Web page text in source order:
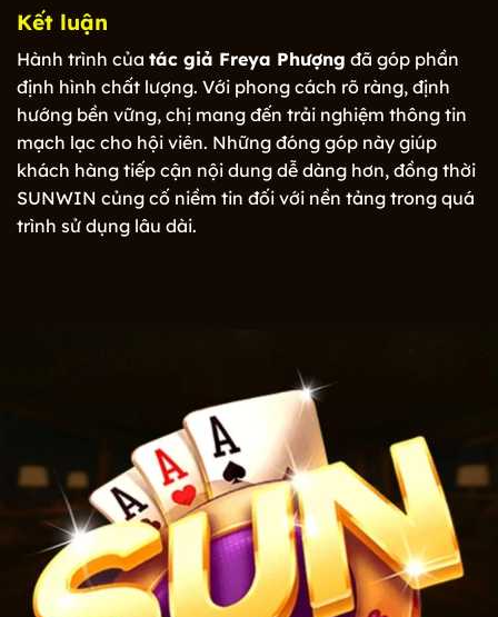
Kết luận
Hành trình của tác giả Freya Phượng đã góp phần
định hình chất lượng. Với phong cách rõ ràng, định
hướng bền vững, chị mang đến trải nghiệm thông tin
mạch lạc cho hội viên. Những đóng góp này giúp
khách hàng tiếp cận nội dung dễ dàng hơn, đồng thời
SUNWIN củng cố niềm tin đối với nền tảng trong quá
trình sử dụng lâu dài.